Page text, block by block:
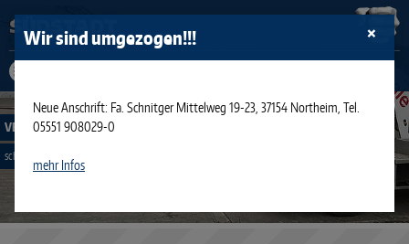
VERMIETUNG
schnell, sicher und zuverlässig
Wir sind umgezogen!!! ×
Neue Anschrift: Fa. Schnitger Mittelweg 19-23, 37154 Northeim, Tel.
05551 908029-0
mehr Infos